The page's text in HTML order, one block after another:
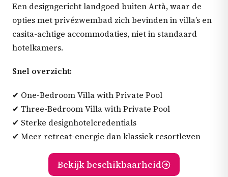
Een designgericht landgoed buiten Artà, waar de
opties met privézwembad zich bevinden in villa’s en
casita-achtige accommodaties, niet in standaard
hotelkamers.
Snel overzicht:
✔ One-Bedroom Villa with Private Pool
✔ Three-Bedroom Villa with Private Pool
✔ Sterke designhotelcredentials
✔ Meer retreat-energie dan klassiek resortleven
Bekijk beschikbaarheid